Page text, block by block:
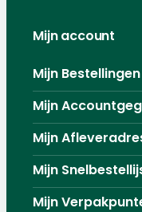
Mijn account
Mijn Bestellingen
Mijn
Mijn
Mijn
Mijn